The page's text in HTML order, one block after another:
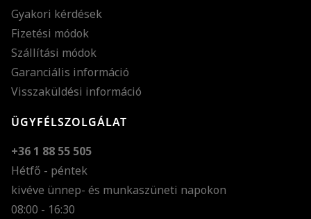
Gyakori kérdések
Fizetési módok
Szállítási módok
Garanciális információ
Visszaküldési információ
ÜGYFÉLSZOLGÁLAT
+36 1 88 55 505
Hétfő - péntek
kivéve ünnep- és munkaszüneti napokon
08:00 - 16:30